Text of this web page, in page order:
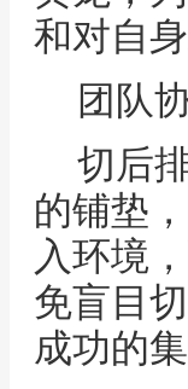
和对自
团队
切后
的铺垫
入环境
免盲目
成功的